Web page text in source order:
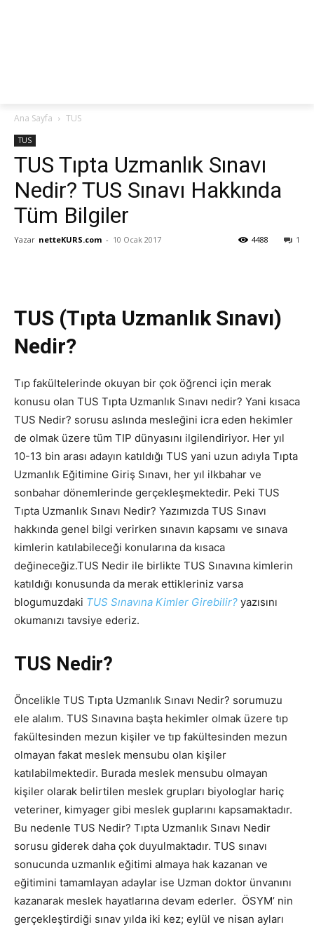
Ana Sayfa TUS
TUS
TUS Tıpta Uzmanlık Sınavı
Nedir? TUS Sınavı Hakkında
Tüm Bilgiler
Yazar netteKURS.com - 10 Ocak 2017 1
4488
TUS (Tıpta Uzmanlık Sınavı)
Nedir?
Tıp fakültelerinde okuyan bir çok öğrenci için merak
konusu olan TUS Tıpta Uzmanlık Sınavı nedir? Yani kısaca
TUS Nedir? sorusu aslında mesleğini icra eden hekimler
de olmak üzere tüm TIP dünyasını ilgilendiriyor. Her yıl
10-13 bin arası adayın katıldığı TUS yani uzun adıyla Tıpta
Uzmanlık Eğitimine Giriş Sınavı, her yıl ilkbahar ve
sonbahar dönemlerinde gerçekleşmektedir. Peki TUS
Tıpta Uzmanlık Sınavı Nedir? Yazımızda TUS Sınavı
hakkında genel bilgi verirken sınavın kapsamı ve sınava
kimlerin katılabileceği konularına da kısaca
değineceğiz.TUS Nedir ile birlikte TUS Sınavına kimlerin
katıldığı konusunda da merak ettikleriniz varsa
blogumuzdaki TUS Sınavına Kimler Girebilir? yazısını
okumanızı tavsiye ederiz.
TUS Nedir?
Öncelikle TUS Tıpta Uzmanlık Sınavı Nedir? sorumuzu
ele alalım. TUS Sınavına başta hekimler olmak üzere tıp
fakültesinden mezun kişiler ve tıp fakültesinden mezun
olmayan fakat meslek mensubu olan kişiler
katılabilmektedir. Burada meslek mensubu olmayan
kişiler olarak belirtilen meslek grupları biyologlar hariç
veteriner, kimyager gibi meslek guplarını kapsamaktadır.
Bu nedenle TUS Nedir? Tıpta Uzmanlık Sınavı Nedir
sorusu giderek daha çok duyulmaktadır. TUS sınavı
sonucunda uzmanlık eğitimi almaya hak kazanan ve
eğitimini tamamlayan adaylar ise Uzman doktor ünvanını
kazanarak meslek hayatlarına devam ederler. ÖSYM’ nin
gerçekleştirdiği sınav yılda iki kez; eylül ve nisan ayları